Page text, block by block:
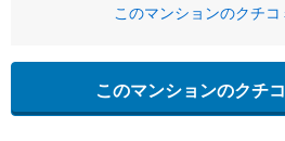
このマンションのクチ
このマンションのクチ